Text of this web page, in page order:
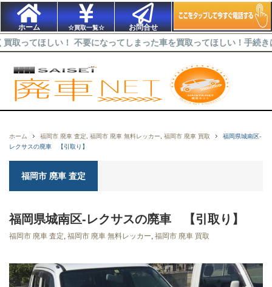
ホーム ☆買取一覧☆ お問合せ
不要になってしまった車を買取ってほしい！手続きはどう
ホーム 福岡市 廃車 査定 福岡市 廃車 無料レッカー 福岡市 廃車 買取
福岡県城南区-
レクサスの廃車 【引取り】
福岡市 廃車 査定
福岡県城南区-レクサスの廃車 【引取り】
福岡市 廃車 査定, 福岡市 廃車 無料レッカー, 福岡市 廃車 買取